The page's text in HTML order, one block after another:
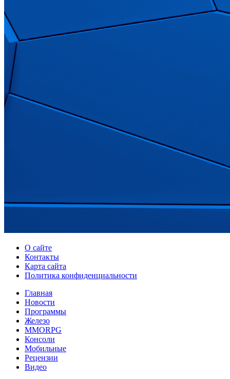
О сайте
Контакты
Карта сайта
Политика конфиденциальности
Главная
Новости
Программы
Железо
MMORPG
Консоли
Мобильные
Рецензии
Видео